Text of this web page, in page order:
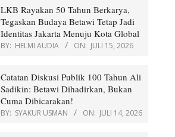
LKB Rayakan 50 Tahun Berkarya,
Tegaskan Budaya Betawi Tetap Jadi
Identitas Jakarta Menuju Kota Global
BY: HELMI AUDIA ON: JULI 15, 2026
Catatan Diskusi Publik 100 Tahun Ali
Sadikin: Betawi Dihadirkan, Bukan
Cuma Dibicarakan!
BY: SYAKUR USMAN ON: JULI 14, 2026